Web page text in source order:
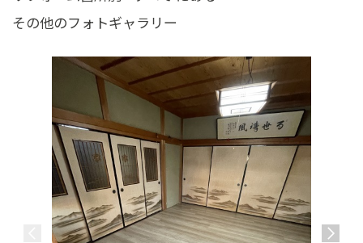
その他のフォトギャラリー